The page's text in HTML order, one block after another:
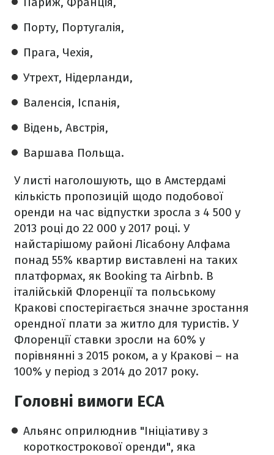
Порту, Португалія,
Прага, Чехія,
Утрехт, Нідерланди,
Валенсія, Іспанія,
Відень, Австрія,
Варшава Польща.
У листі наголошують, що в Амстердамі
кількість пропозицій щодо подобової
оренди на час відпустки зросла з 4 500 у
2013 році до 22 000 у 2017 році. У
найстарішому районі Лісабону Алфама
понад 55% квартир виставлені на таких
платформах, як Booking та Airbnb. В
італійській Флоренції та польському
Кракові спостерігається значне зростання
орендної плати за житло для туристів. У
Флоренції ставки зросли на 60% у
порівнянні з 2015 роком, а у Кракові – на
100% у період з 2014 до 2017 року.
Головні вимоги ECA
Альянс оприлюднив "Ініціативу з
короткострокової оренди", яка